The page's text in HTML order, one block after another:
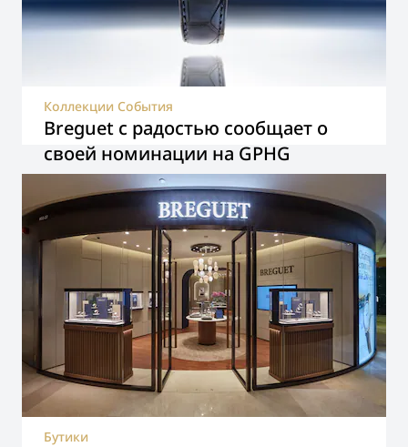
Breguet с радостью сообщает о
своей номинации на GPHG
Коллекции События
Бутики